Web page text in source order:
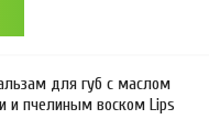
для губ с маслом
и пчелиным воском Lips